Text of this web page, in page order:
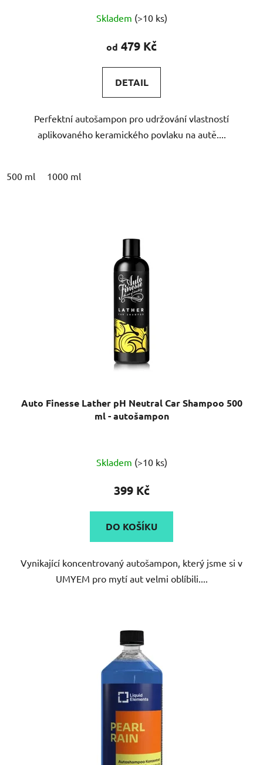
Skladem (>10 ks)
od 479 Kč
DETAIL
Perfektní autošampon pro udržování vlastností
aplikovaného keramického povlaku na autě....
500 ml 1000 ml
Auto Finesse Lather pH Neutral Car Shampoo 500
ml - autošampon
hodnocení
produktu
5,0
z
hvězdiček.
Skladem (>10 ks)
399 Kč
DO KOŠÍKU
Vynikající koncentrovaný autošampon, který jsme si v
UMYEM pro mytí aut velmi oblíbili....